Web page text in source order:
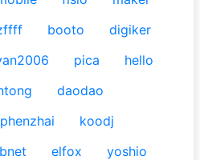
booto
digiker
pica
hello
daodao
koodj
elfox
yoshio